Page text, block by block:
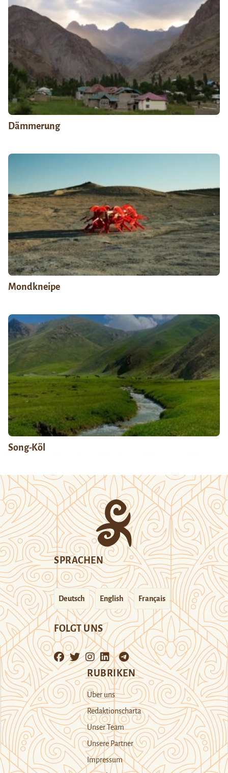
Dämmerung
Mondkneipe
Song-Köl
SPRACHEN
Deutsch English Français
FOLGT UNS
RUBRIKEN
Über uns
Redaktionscharta
Unser Team
Unsere Partner
Impressum